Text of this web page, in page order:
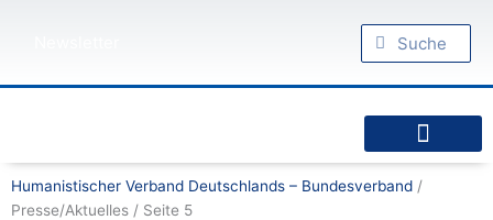
Suche
Suche
Humanistischer Verband Deutschlands – Bundesverband /
Presse/Aktuelles / Seite 5